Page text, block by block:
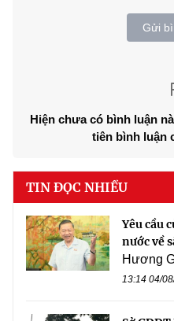
Gửi
Hiện chưa có bình luận
tiên bình luận
TIN ĐỌC NHIỀU
Yêu cầu
nước về
Hương
13:14 04/